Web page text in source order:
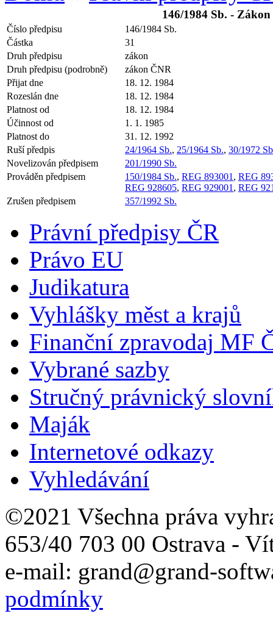
146/1984 Sb. -
Číslo předpisu
146/1984 Sb.
Částka
31
Druh předpisu
zákon
Druh předpisu (podrobně)
zákon ČNR
Přijat dne
18. 12. 1984
Rozeslán dne
18. 12. 1984
Platnost od
18. 12. 1984
Účinnost od
1. 1. 1985
Platnost do
31. 12. 1992
Ruší předpis
24/1964 Sb., 25/1964 Sb., 30/1972
Novelizován předpisem
201/1990 Sb.
Prováděn předpisem
150/1984 Sb., REG 893001 , REG
REG 928605, REG 929001 , REG
Zrušen předpisem
357/1992 Sb.
Právní předpisy ČR
Právo EU
Judikatura
Vyhlášky měst a krajů
Finanční zpravodaj MF
Vybrané sazby
Stručný právnický
Maják
Internetové odkazy
Vyhledávání
©2021 Všechna práva
653/40 703 00 Ostrava -
e-mail: grand@grand-
podmínky